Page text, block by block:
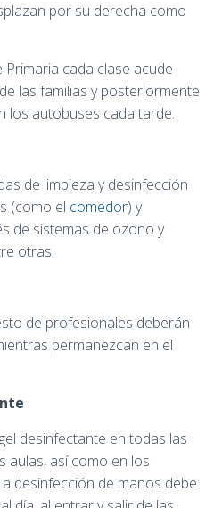
por su derecha como
cada clase acude
las familias y posteriormente
los autobuses cada tarde.
de limpieza y desinfección
(como el comedor) y
de sistemas de ozono y
otras.
de profesionales deberán
permanezcan en el
desinfectante en todas las
aulas, así como en los
desinfección de manos debe